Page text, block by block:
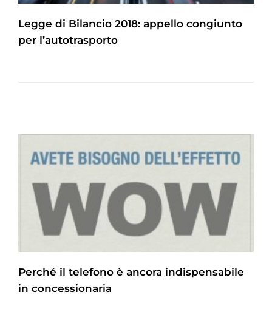
Legge di Bilancio 2018: appello congiunto
per l’autotrasporto
Perché il telefono è ancora indispensabile
in concessionaria